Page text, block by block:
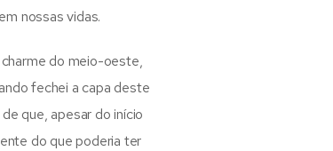
nossas vidas.
do meio-oeste,
fechei a capa deste
que, apesar do início
do que poderia ter